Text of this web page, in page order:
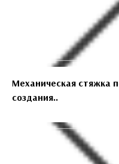
Механическая стяжка
создания..